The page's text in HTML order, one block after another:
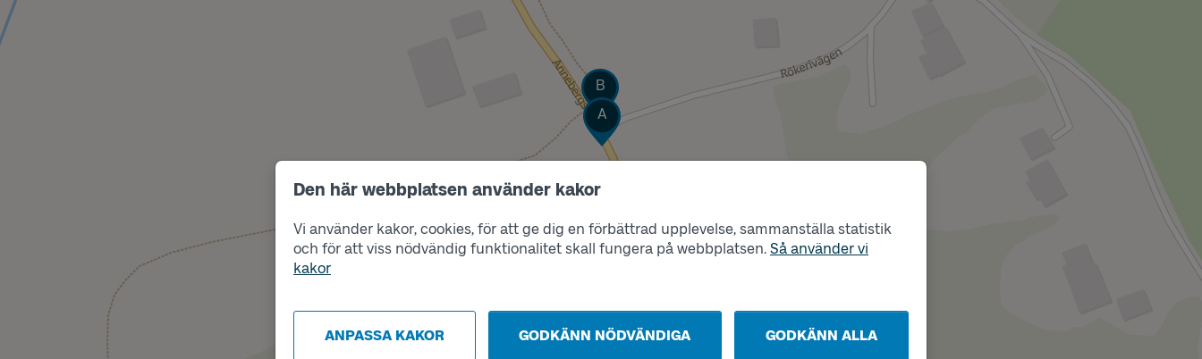
Den här webbplatsen använder kakor
Vi använder kakor, cookies, för att ge dig en förbättrad upplevelse, sammanställa statistik
och för att viss nödvändig funktionalitet skall fungera på webbplatsen. Så använder vi
kakor
ANPASSA KAKOR GODKÄNN NÖDVÄNDIGA GODKÄNN ALLA
Läge
A
Läge
B